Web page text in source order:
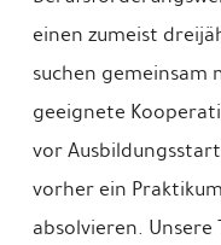
einen zumeist
suchen gemeinsam
geeignete
vor
vorher ein
absolvieren.